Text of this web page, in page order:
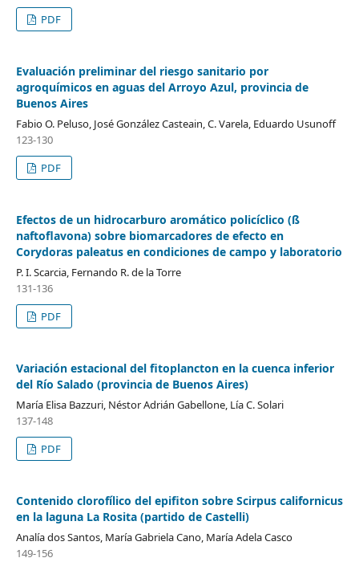
PDF
Evaluación preliminar del riesgo sanitario por
agroquímicos en aguas del Arroyo Azul, provincia de
Buenos Aires
Fabio O. Peluso, José González Casteain, C. Varela, Eduardo Usunoff
123-130
PDF
Efectos de un hidrocarburo aromático policíclico (ß
naftoflavona) sobre biomarcadores de efecto en
Corydoras paleatus en condiciones de campo y laboratorio
P. I. Scarcia, Fernando R. de la Torre
131-136
PDF
Variación estacional del fitoplancton en la cuenca inferior
del Río Salado (provincia de Buenos Aires)
María Elisa Bazzuri, Néstor Adrián Gabellone, Lía C. Solari
137-148
PDF
Contenido clorofílico del epifiton sobre Scirpus californicus
en la laguna La Rosita (partido de Castelli)
Analía dos Santos, María Gabriela Cano, María Adela Casco
149-156